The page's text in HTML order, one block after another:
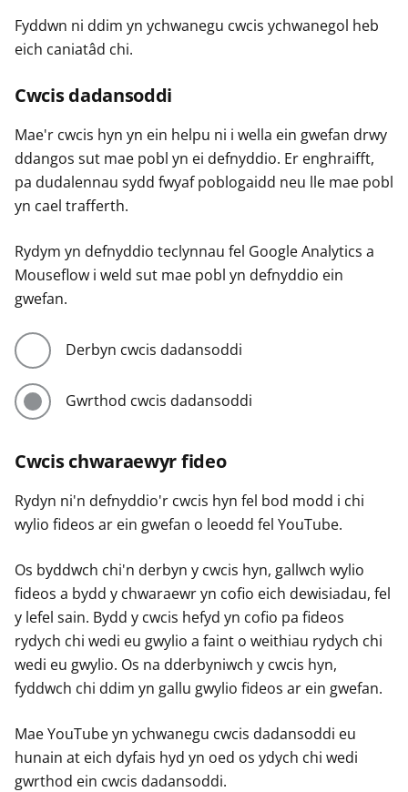
Fyddwn ni ddim yn ychwanegu cwcis ychwanegol heb
eich caniatâd chi.
Cwcis dadansoddi
Mae'r cwcis hyn yn ein helpu ni i wella ein gwefan drwy
ddangos sut mae pobl yn ei defnyddio. Er enghraifft,
pa dudalennau sydd fwyaf poblogaidd neu lle mae pobl
yn cael trafferth.
Rydym yn defnyddio teclynnau fel Google Analytics a
Mouseflow i weld sut mae pobl yn defnyddio ein
gwefan.
Derbyn cwcis dadansoddi
Gwrthod cwcis dadansoddi
Cwcis chwaraewyr fideo
Rydyn ni'n defnyddio'r cwcis hyn fel bod modd i chi
wylio fideos ar ein gwefan o leoedd fel YouTube.
Os byddwch chi'n derbyn y cwcis hyn, gallwch wylio
fideos a bydd y chwaraewr yn cofio eich dewisiadau, fel
y lefel sain. Bydd y cwcis hefyd yn cofio pa fideos
rydych chi wedi eu gwylio a faint o weithiau rydych chi
wedi eu gwylio. Os na dderbyniwch y cwcis hyn,
fyddwch chi ddim yn gallu gwylio fideos ar ein gwefan.
Mae YouTube yn ychwanegu cwcis dadansoddi eu
hunain at eich dyfais hyd yn oed os ydych chi wedi
gwrthod ein cwcis dadansoddi.